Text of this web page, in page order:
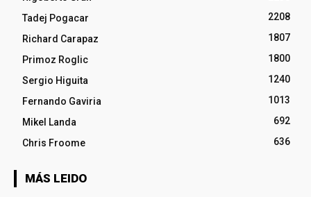
Tadej Pogacar
2208
Richard Carapaz
1807
Primoz Roglic
1800
Sergio Higuita
1240
Fernando Gaviria
1013
Mikel Landa
692
Chris Froome
636
MÁS LEIDO